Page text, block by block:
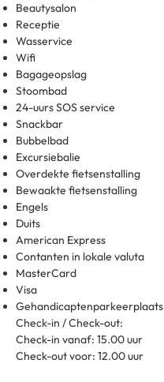
Beautysalon
Receptie
Wasservice
Wifi
Bagageopslag
Stoombad
24-uurs SOS service
Snackbar
Bubbelbad
Excursiebalie
Overdekte fietsenstalling
Bewaakte fietsenstalling
Engels
Duits
American Express
Contanten in lokale valuta
MasterCard
Visa
Gehandicaptenparkeerplaats
Check-in / Check-out:
Check-in vanaf: 15.00 uur
Check-out voor: 12.00 uur